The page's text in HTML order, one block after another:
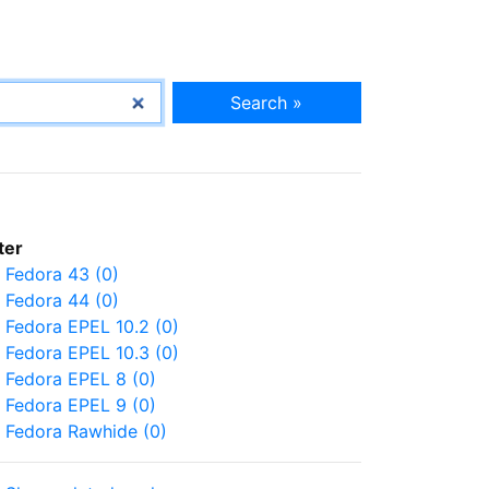
Search »
Fedora 43 (0)
Fedora 44 (0)
Fedora EPEL 10.2 (0)
Fedora EPEL 10.3 (0)
Fedora EPEL 8 (0)
Fedora EPEL 9 (0)
Fedora Rawhide (0)